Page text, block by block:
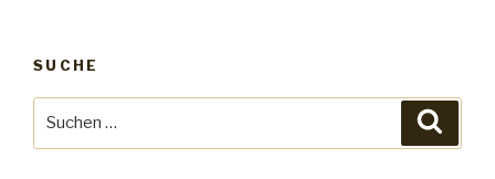
SUCHE